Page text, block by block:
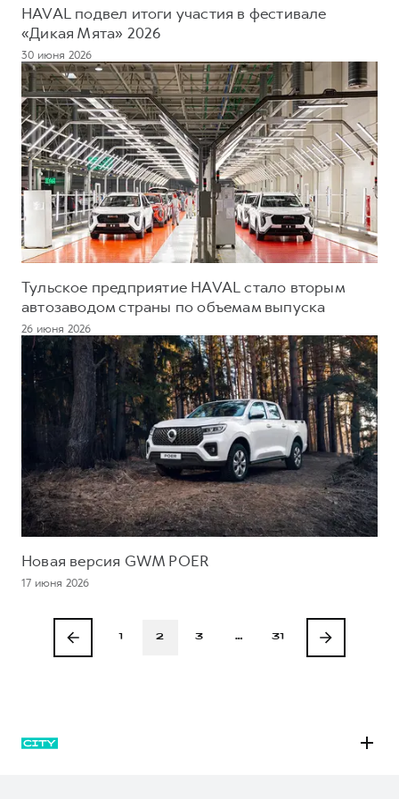
HAVAL подвел итоги участия в фестивале
«Дикая Мята» 2026
30 июня 2026
Тульское предприятие HAVAL стало вторым
автозаводом страны по объемам выпуска
26 июня 2026
Новая версия GWM POER
17 июня 2026
1 2 3 … 31